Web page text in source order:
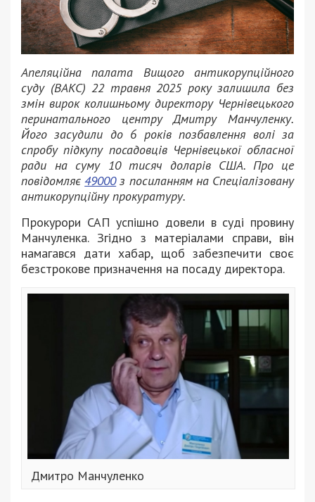
Апеляційна палата Вищого антикорупційного
суду (ВАКС) 22 травня 2025 року залишила без
змін вирок колишньому директору Чернівецького
перинатального центру Дмитру Манчуленку.
Його засудили до 6 років позбавлення волі за
спробу підкупу посадовців Чернівецької обласної
ради на суму 10 тисяч доларів США. Про це
повідомляє49000з посиланням на Спеціалізовану
антикорупційну прокуратуру.
Прокурори САП успішно довели в суді провину
Манчуленка. Згідно з матеріалами справи, він
намагався дати хабар, щоб забезпечити своє
безстрокове призначення на посаду директора.
Дмитро Манчуленко